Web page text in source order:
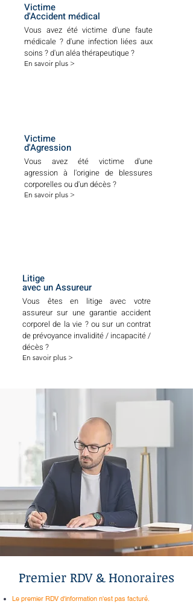
Victime
d'Accident médical
Vous avez été victime d'une faute
médicale ? d'une infection liées aux
soins ? d'un aléa thérapeutique ?
En savoir plus >
Victime
d'Agression
Vous avez été victime d'une
agression à l'origine de blessures
corporelles ou d'un décès ?
En savoir plus >
Litige
avec un Assureur
Vous êtes en litige avec votre
assureur sur une garantie accident
corporel de la vie ? ou sur un contrat
de prévoyance invalidité / incapacité /
décès ?
En savoir plus >
Premier RDV & Honoraires
Le premier RDV d'information n'est pas facturé.